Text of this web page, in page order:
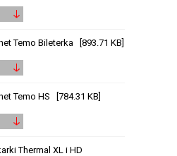
Temo Bileterka [893.71 KB]
Temo HS [784.31 KB]
Thermal XL i HD